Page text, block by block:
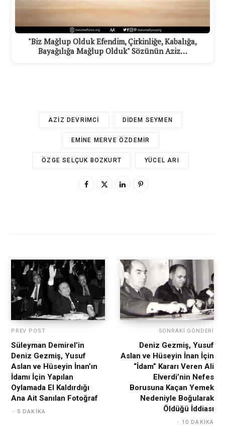
"Biz Mağlup Olduk Efendim, Çirkinliğe, Kabalığa,
Bayağılığa Mağlup Olduk" Sözünün Aziz…
AZIZ DEVRIMCI DIDEM SEYMEN
EMINE MERVE ÖZDEMIR
ÖZGE SELÇUK BOZKURT YÜCEL ARI
PREV POST
Süleyman Demirel’in
Deniz Gezmiş, Yusuf
Aslan ve Hüseyin İnan’ın
İdamı İçin Yapılan
Oylamada El Kaldırdığı
Ana Ait Sanılan Fotoğraf
5 DAKIKA
SONRAKI GÖNDERI
Deniz Gezmiş, Yusuf
Aslan ve Hüseyin İnan İçin
“İdam” Kararı Veren Ali
Elverdi’nin Nefes
Borusuna Kaçan Yemek
Nedeniyle Boğularak
Öldüğü İddiası
10 DAKIKA